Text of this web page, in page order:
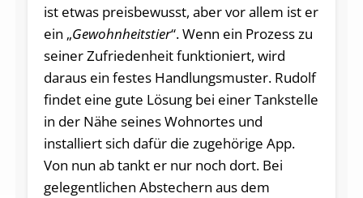
ist etwas preisbewusst, aber vor allem ist er
ein „Gewohnheitstier“. Wenn ein Prozess zu
seiner Zufriedenheit funktioniert, wird
daraus ein festes Handlungsmuster. Rudolf
findet eine gute Lösung bei einer Tankstelle
in der Nähe seines Wohnortes und
installiert sich dafür die zugehörige App.
Von nun ab tankt er nur noch dort. Bei
gelegentlichen Abstechern aus dem